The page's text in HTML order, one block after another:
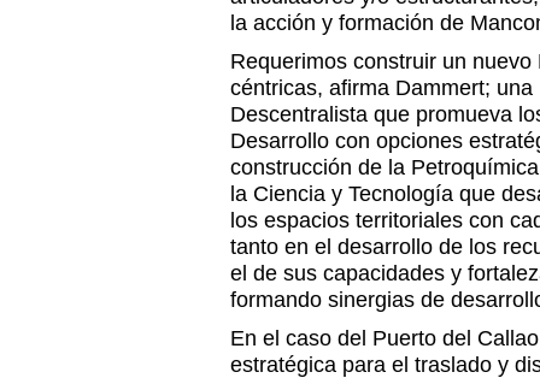
la acción y formación de
Requerimos construir un
céntricas, afirma Dammert;
Descentralista que promueva
Desarrollo con opciones
construcción de la
la Ciencia y Tecnología que
los espacios territoriales con
tanto en el desarrollo de los
el de sus capacidades y
formando sinergias de
En el caso del Puerto del
estratégica para el traslado y